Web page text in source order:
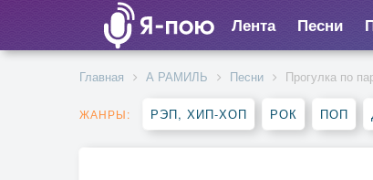
Лента Песни
Главная А РАМИЛЬ Песни Прогулка по
ЖАНРЫ: РЭП, ХИП-ХОП РОК ПОП